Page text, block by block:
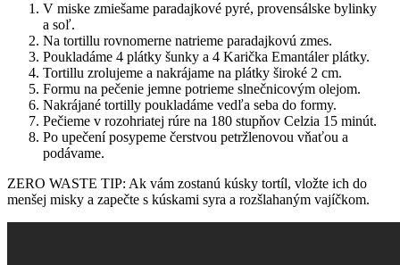
V miske zmiešame paradajkové pyré, provensálske bylinky
a soľ.
Na tortillu rovnomerne natrieme paradajkovú zmes.
Poukladáme 4 plátky šunky a 4 Karička Emantáler plátky.
Tortillu zrolujeme a nakrájame na plátky široké 2 cm.
Formu na pečenie jemne potrieme slnečnicovým olejom.
Nakrájané tortilly poukladáme vedľa seba do formy.
Pečieme v rozohriatej rúre na 180 stupňov Celzia 15 minút.
Po upečení posypeme čerstvou petržlenovou vňaťou a
podávame.
ZERO WASTE TIP: Ak vám zostanú kúsky tortíl, vložte ich do
menšej misky a zapečte s kúskami syra a rozšlahaným vajíčkom.